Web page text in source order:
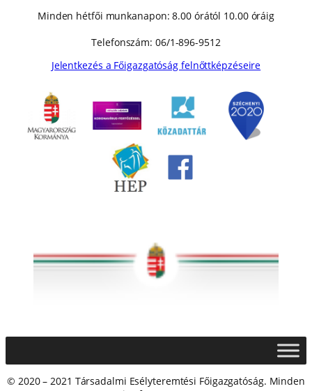
Minden hétfői munkanapon: 8.00 órától 10.00 óráig
Telefonszám: 06/1-896-9512
Jelentkezés a Főigazgatóság felnőttképzéseire
© 2020 – 2021 Társadalmi Esélyteremtési Főigazgatóság. Minden